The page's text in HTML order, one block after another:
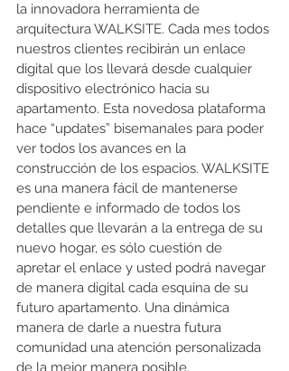
la innovadora herramienta de
arquitectura WALKSITE. Cada mes todos
nuestros clientes recibirán un enlace
digital que los llevará desde cualquier
dispositivo electrónico hacia su
apartamento. Esta novedosa plataforma
hace “updates” bisemanales para poder
ver todos los avances en la
construcción de los espacios. WALKSITE
es una manera fácil de mantenerse
pendiente e informado de todos los
detalles que llevarán a la entrega de su
nuevo hogar, es sólo cuestión de
apretar el enlace y usted podrá navegar
de manera digital cada esquina de su
futuro apartamento. Una dinámica
manera de darle a nuestra futura
comunidad una atención personalizada
de la mejor manera posible.